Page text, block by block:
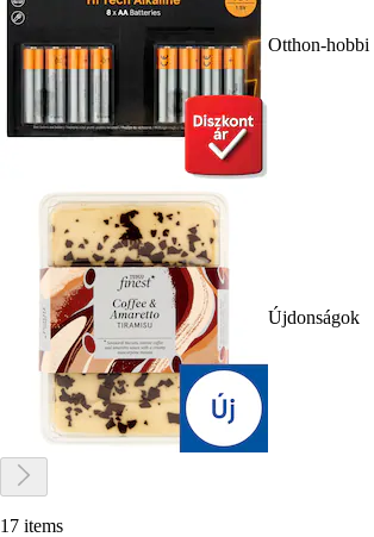
Otthon-hobbi
Újdonságok
17 items